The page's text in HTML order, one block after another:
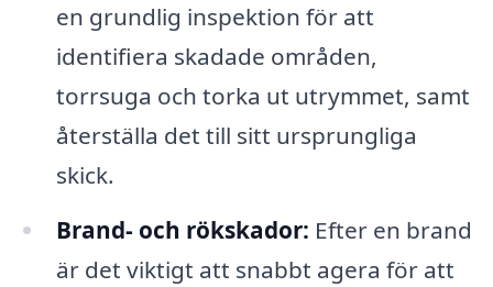
en grundlig inspektion för att
identifiera skadade områden,
torrsuga och torka ut utrymmet, samt
återställa det till sitt ursprungliga
skick.
Brand- och rökskador: Efter en brand
är det viktigt att snabbt agera för att